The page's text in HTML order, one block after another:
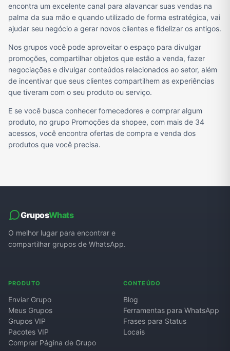
encontra um excelente canal para alavancar suas vendas na
palma da sua mão e quando utilizado de forma estratégica, vai
ajudar seu negócio a gerar novos clientes e fidelizar os antigos.
Nos grupos você pode aproveitar o espaço para divulgar
promoções, compartilhar objetos que estão a venda, fazer
negociações e divulgar conteúdos relacionados ao setor, além
de incentivar que seus clientes compartilhem as experiências
que tiveram com o seu produto ou serviço.
E se você busca conhecer fornecedores e comprar algum
produto, no grupo Promoções da shopee, com mais de 34
acessos, você encontra ofertas de compra e venda dos
produtos que você precisa.
GruposWhats
O melhor lugar para encontrar e
compartilhar grupos de WhatsApp.
PRODUTO
Enviar Grupo
Meus Grupos
Grupos VIP
Pacotes VIP
Comprar Página de Grupo
CONTEÚDO
Blog
Ferramentas para WhatsApp
Frases para Status
Locais